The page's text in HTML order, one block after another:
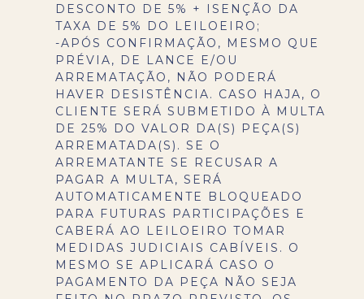
DESCONTO DE 5% + ISENÇÃO DA
TAXA DE 5% DO LEILOEIRO;
-APÓS CONFIRMAÇÃO, MESMO QUE
PRÉVIA, DE LANCE E/OU
ARREMATAÇÃO, NÃO PODERÁ
HAVER DESISTÊNCIA. CASO HAJA, O
CLIENTE SERÁ SUBMETIDO À MULTA
DE 25% DO VALOR DA(S) PEÇA(S)
ARREMATADA(S). SE O
ARREMATANTE SE RECUSAR A
PAGAR A MULTA, SERÁ
AUTOMATICAMENTE BLOQUEADO
PARA FUTURAS PARTICIPAÇÕES E
CABERÁ AO LEILOEIRO TOMAR
MEDIDAS JUDICIAIS CABÍVEIS. O
MESMO SE APLICARÁ CASO O
PAGAMENTO DA PEÇA NÃO SEJA